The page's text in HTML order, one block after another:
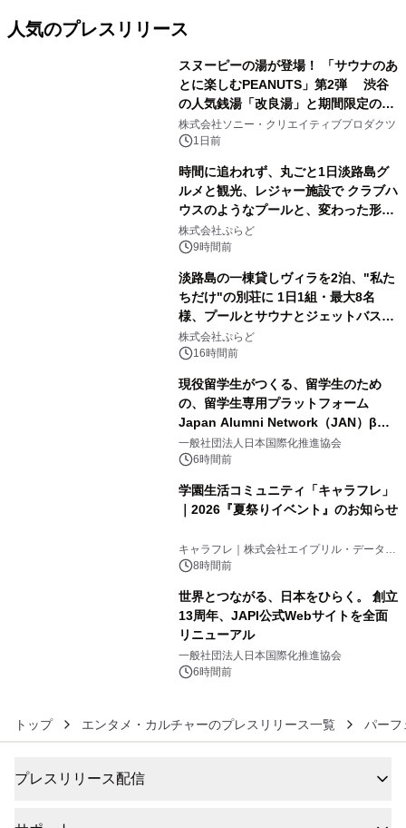
人気のプレスリリース
スヌーピーの湯が登場！ 「サウナのあ
とに楽しむPEANUTS」第2弾 渋谷
の人気銭湯「改良湯」と期間限定のコ
ラボレーション サウナイキタイコラ
ボグッズも発売決定！
株式会社ソニー・クリエイティブプロダクツ
1日前
時間に追われず、丸ごと1日淡路島グ
ルメと観光、レジャー施設で クラブハ
ウスのようなプールと、変わった形の
サウナも 「THE BOXY AWAJI」のお
得な素泊まり連泊プランで
株式会社ぷらど
9時間前
淡路島の一棟貸しヴィラを2泊、"私た
ちだけ"の別荘に 1日1組・最大8名
様、プールとサウナとジェットバス付
きで Villa Mon Temps AWAJIの連泊
素泊りプラン
株式会社ぷらど
16時間前
現役留学生がつくる、留学生のため
の、留学生専用プラットフォーム
Japan Alumni Network（JAN）β版
をリリース
一般社団法人日本国際化推進協会
6時間前
学園生活コミュニティ「キャラフレ」
｜2026『夏祭りイベント』のお知らせ
キャラフレ｜株式会社エイプリル・データ・
デザインズ
8時間前
世界とつながる、日本をひらく。 創立
13周年、JAPI公式Webサイトを全面
リニューアル
一般社団法人日本国際化推進協会
6時間前
トップ エンタメ・カルチャーのプレスリリース一覧 パーフ
プレスリリース配信